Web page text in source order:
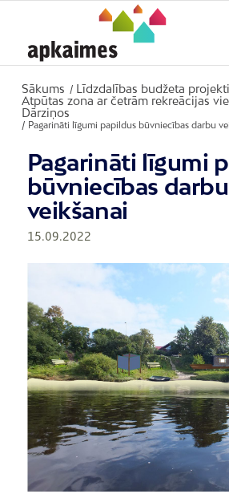
Sākums / Līdzdalības budžeta projekti
Atpūtas zona ar četrām rekreācijas
Dārziņos
/ Pagarināti līgumi papildus būvniecības darbu
Pagarināti līgumi
būvniecības darbu
veikšanai
15.09.2022